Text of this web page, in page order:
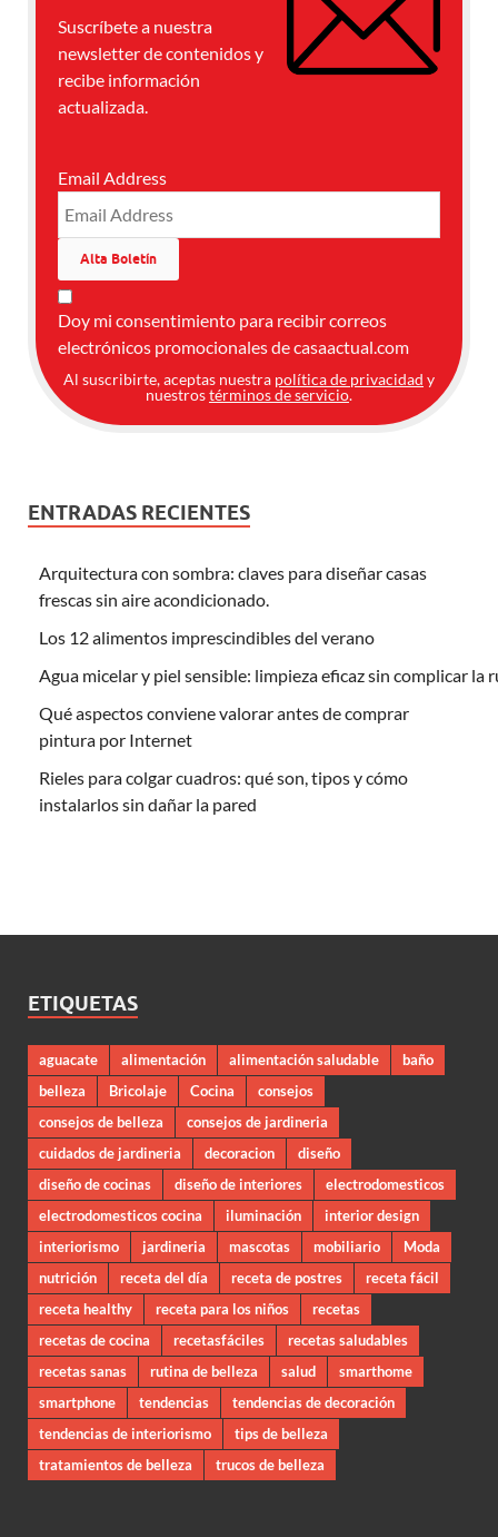
Suscríbete a nuestra
newsletter de contenidos y
recibe información
actualizada.
Email Address
Doy mi consentimiento para recibir correos
electrónicos promocionales de casaactual.com
Al suscribirte, aceptas nuestra política de privacidad y
nuestrostérminos de servicio.
ENTRADAS RECIENTES
Arquitectura con sombra: claves para diseñar casas
frescas sin aire acondicionado.
Los 12 alimentos imprescindibles del verano
Agua micelar y piel sensible: limpieza eficaz sin complicar la
Qué aspectos conviene valorar antes de comprar
pintura por Internet
Rieles para colgar cuadros: qué son, tipos y cómo
instalarlos sin dañar la pared
ETIQUETAS
aguacate alimentación alimentación saludable
baño
belleza
Bricolaje Cocina
consejos
consejos de belleza
consejos de jardineria
cuidados de jardineria
decoracion
diseño
diseño de cocinas
diseño de interiores
electrodomesticos
electrodomesticos cocina
iluminación
interior design
interiorismo
jardineria mascotas mobiliario
Moda
nutrición
receta del día receta de postres
receta fácil
receta healthy
receta para los niños
recetas
recetas de cocina
recetasfáciles
recetas saludables
recetas sanas
rutina de belleza salud
smarthome
smartphone
tendencias
tendencias de decoración
tendencias de interiorismo
tips de belleza
tratamientos de belleza
trucos de belleza